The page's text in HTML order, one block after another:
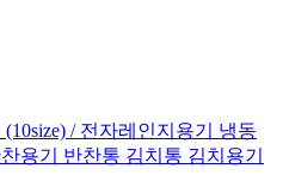
/ 전자레인지용기 냉동
용기 반찬통 김치통 김치용기